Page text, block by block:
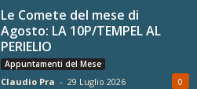
Le Comete del mese di
Agosto: LA 10P/TEMPEL AL
PERIELIO
Appuntamenti del Mese
Claudio Pra - 29 Luglio 2026 0